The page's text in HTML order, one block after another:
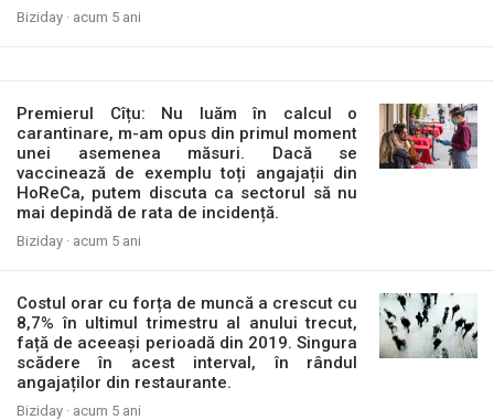
Biziday · acum 5 ani
Premierul Cîțu: Nu luăm în calcul o
carantinare, m-am opus din primul moment
unei asemenea măsuri. Dacă se
vaccinează de exemplu toți angajații din
HoReCa, putem discuta ca sectorul să nu
mai depindă de rata de incidență.
Biziday · acum 5 ani
Costul orar cu forța de muncă a crescut cu
8,7% în ultimul trimestru al anului trecut,
față de aceeași perioadă din 2019. Singura
scădere în acest interval, în rândul
angajaților din restaurante.
Biziday · acum 5 ani